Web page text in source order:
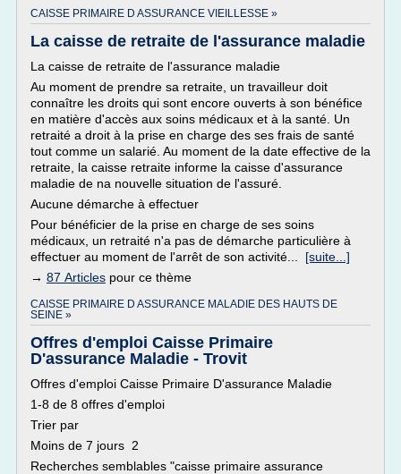
CAISSE PRIMAIRE D ASSURANCE VIEILLESSE »
La caisse de retraite de l'assurance maladie
La caisse de retraite de l'assurance maladie
Au moment de prendre sa retraite, un travailleur doit
connaître les droits qui sont encore ouverts à son bénéfice
en matière d'accès aux soins médicaux et à la santé. Un
retraité a droit à la prise en charge des ses frais de santé
tout comme un salarié. Au moment de la date effective de la
retraite, la caisse retraite informe la caisse d'assurance
maladie de na nouvelle situation de l'assuré.
Aucune démarche à effectuer
Pour bénéficier de la prise en charge de ses soins
médicaux, un retraité n'a pas de démarche particulière à
effectuer au moment de l'arrêt de son activité... [suite...]
→ 87 Articles pour ce thème
CAISSE PRIMAIRE D ASSURANCE MALADIE DES HAUTS DE
SEINE »
Offres d'emploi Caisse Primaire
D'assurance Maladie - Trovit
Offres d'emploi Caisse Primaire D'assurance Maladie
1-8 de 8 offres d'emploi
Trier par
Moins de 7 jours 2
Recherches semblables "caisse primaire assurance